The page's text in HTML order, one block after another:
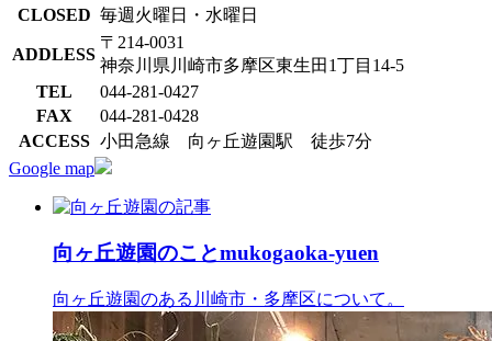
CLOSED 毎週火曜日・水曜日
ADDLESS
〒214-0031
神奈川県川崎市多摩区東生田1丁目14-5
TEL
044-281-0427
FAX
044-281-0428
ACCESS 小田急線 向ヶ丘遊園駅 徒歩7分
Google map
向ヶ丘遊園のことmukogaoka-yuen
向ヶ丘遊園のある川崎市・多摩区について。